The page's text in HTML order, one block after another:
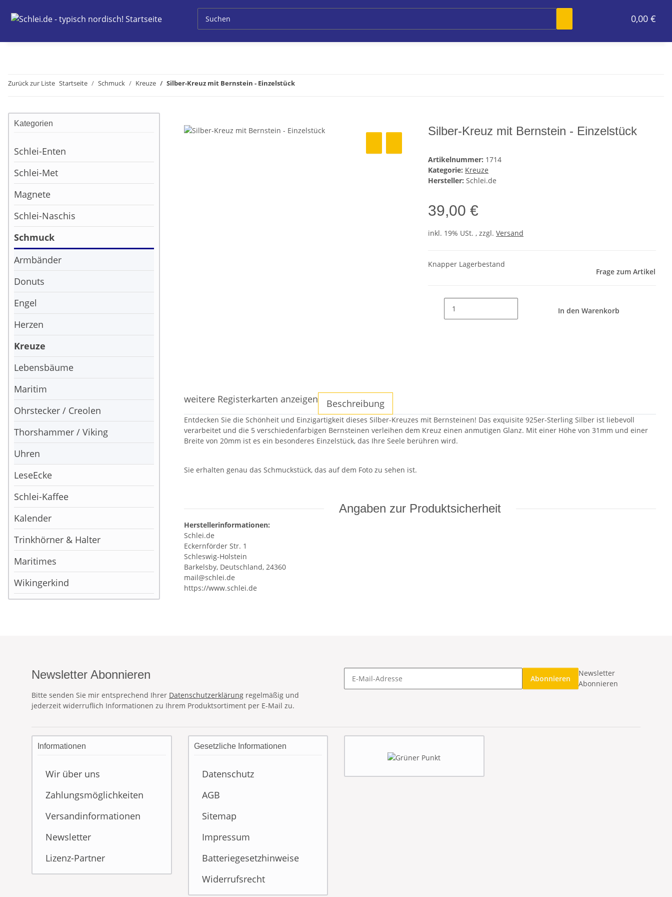
0,00 €
Zurück zur Liste Startseite Schmuck Kreuze Silber-Kreuz mit Bernstein - Einzelstück
Silber-Kreuz mit Bernstein - Einzelstück
Artikelnummer: 1714
Kategorie: Kreuze
Hersteller: Schlei.de
39,00 €
inkl. 19% USt. , zzgl. Versand
Knapper Lagerbestand
Frage zum Artikel
In den Warenkorb
weitere Registerkarten anzeigen Beschreibung
Entdecken Sie die Schönheit und Einzigartigkeit dieses Silber-Kreuzes mit Bernsteinen! Das exquisite 925er-Sterling Silber ist liebevoll
verarbeitet und die 5 verschiedenfarbigen Bernsteinen verleihen dem Kreuz einen anmutigen Glanz. Mit einer Höhe von 31mm und einer
Breite von 20mm ist es ein besonderes Einzelstück, das Ihre Seele berühren wird.
Sie erhalten genau das Schmuckstück, das auf dem Foto zu sehen ist.
Angaben zur Produktsicherheit
Herstellerinformationen:
Schlei.de
Eckernförder Str. 1
Schleswig-Holstein
Barkelsby, Deutschland, 24360
mail@schlei.de
https://www.schlei.de
Kategorien
Schlei-Enten
Schlei-Met
Magnete
Schlei-Naschis
Schmuck
Armbänder
Donuts
Engel
Herzen
Kreuze
Lebensbäume
Maritim
Ohrstecker / Creolen
Thorshammer / Viking
Uhren
LeseEcke
Schlei-Kaffee
Kalender
Trinkhörner & Halter
Maritimes
Wikingerkind
Newsletter Abonnieren
Bitte senden Sie mir entsprechend Ihrer Datenschutzerklärung regelmäßig und
jederzeit widerruflich Informationen zu Ihrem Produktsortiment per E-Mail zu.
Abonnieren
Newsletter
Abonnieren
Informationen
Wir über uns
Zahlungsmöglichkeiten
Versandinformationen
Newsletter
Lizenz-Partner
Gesetzliche Informationen
Datenschutz
AGB
Sitemap
Impressum
Batteriegesetzhinweise
Widerrufsrecht